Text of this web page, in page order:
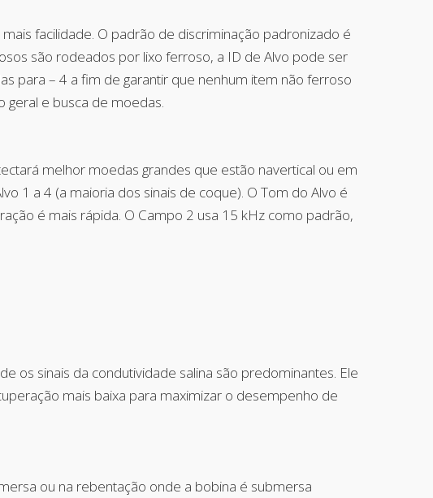
facilidade. O padrão de discriminação padronizado é
são rodeados por lixo ferroso, a ID de Alvo pode ser
para – 4 a fim de garantir que nenhum item não ferroso
geral e busca de moedas.
melhor moedas grandes que estão navertical ou em
1 a 4 (a maioria dos sinais de coque). O Tom do Alvo é
é mais rápida. O Campo 2 usa 15 kHz como padrão,
os sinais da condutividade salina são predominantes. Ele
mais baixa para maximizar o desempenho de
ou na rebentação onde a bobina é submersa